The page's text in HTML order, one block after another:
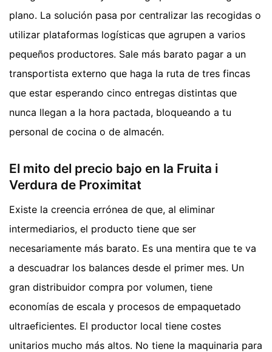
plano. La solución pasa por centralizar las recogidas o
utilizar plataformas logísticas que agrupen a varios
pequeños productores. Sale más barato pagar a un
transportista externo que haga la ruta de tres fincas
que estar esperando cinco entregas distintas que
nunca llegan a la hora pactada, bloqueando a tu
personal de cocina o de almacén.
El mito del precio bajo en la Fruita i
Verdura de Proximitat
Existe la creencia errónea de que, al eliminar
intermediarios, el producto tiene que ser
necesariamente más barato. Es una mentira que te va
a descuadrar los balances desde el primer mes. Un
gran distribuidor compra por volumen, tiene
economías de escala y procesos de empaquetado
ultraeficientes. El productor local tiene costes
unitarios mucho más altos. No tiene la maquinaria para